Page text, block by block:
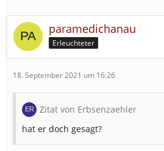
paramedichanau
Erleuchteter
18. September 2021 um 16:26
Zitat von Erbsenzaehler
hat er doch gesagt?